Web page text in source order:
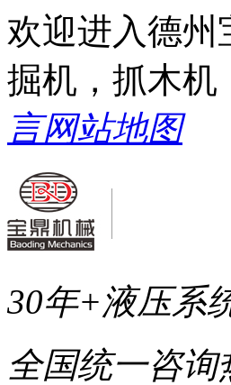
欢迎进入德州
掘机，抓木
言网站地图
30年+液压系
全国统一咨询